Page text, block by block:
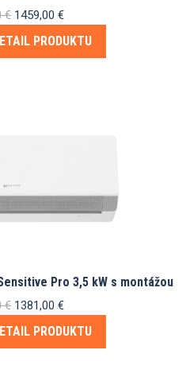
€ Pôvodná
cena
1459,00 €Aktuálna
cena
PRODUKTU
Pro 3,5 kW s montážou
€ Pôvodná
cena
1381,00 €Aktuálna
cena
PRODUKTU